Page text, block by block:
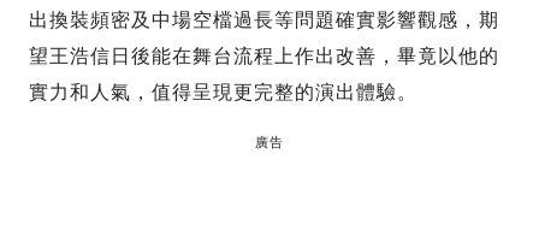
出換裝頻密及中場空檔過長等問題確實影響觀感，期
望王浩信日後能在舞台流程上作出改善，畢竟以他的
實力和人氣，值得呈現更完整的演出體驗。
廣告